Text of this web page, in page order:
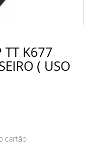
K677
( USO
cartão